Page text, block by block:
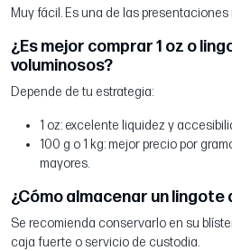
Muy fácil. Es una de las
¿Es mejor comprar 1 oz o
voluminosos?
Depende de tu estrategia:
1 oz: excelente liquidez y
100 g o 1 kg: mejor precio por
mayores.
¿Cómo almacenar un lingote
Se recomienda conservarlo en su
caja fuerte o servicio de custodia.